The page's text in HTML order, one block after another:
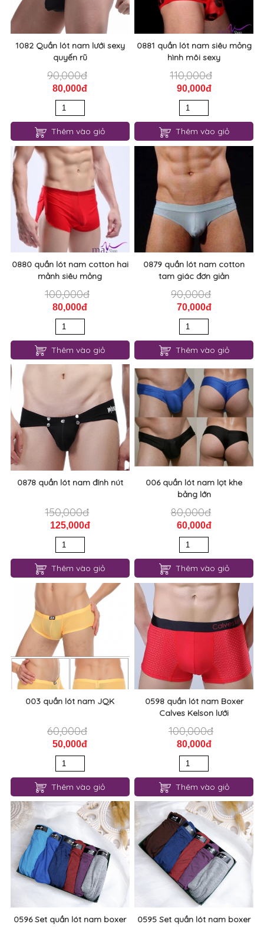
1082 Quần lót nam lưới sexy
quyến rũ
90,000đ
80,000đ
Thêm vào giỏ
0881 quần lót nam siêu mỏng
hình môi sexy
110,000đ
90,000đ
Thêm vào giỏ
0880 quần lót nam cotton hai
mảnh siêu mỏng
100,000đ
80,000đ
Thêm vào giỏ
0879 quần lót nam cotton
tam giác đơn giản
90,000đ
70,000đ
Thêm vào giỏ
0878 quần lót nam đính nút
150,000đ
125,000đ
Thêm vào giỏ
006 quần lót nam lọt khe
bảng lớn
80,000đ
60,000đ
Thêm vào giỏ
003 quần lót nam JQK
60,000đ
50,000đ
Thêm vào giỏ
0598 quần lót nam Boxer
Calves Kelson lưới
100,000đ
80,000đ
Thêm vào giỏ